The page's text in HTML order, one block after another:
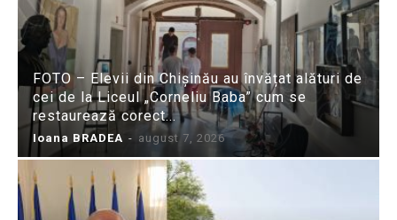
FOTO – Elevii din Chișinău au învățat alături de
cei de la Liceul „Corneliu Baba” cum se
restaurează corect...
Ioana BRADEA - august 7, 2026